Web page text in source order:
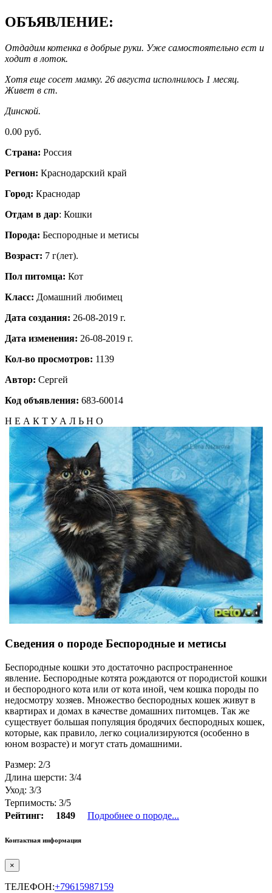
ОБЪЯВЛЕНИЕ:
Отдадим котенка в добрые руки. Уже самостоятельно ест и
ходит в лоток.
Хотя еще сосет мамку. 26 августа исполнилось 1 месяц.
Живет в ст.
Динской.
0.00 руб.
Страна: Россия
Регион: Краснодарский край
Город: Краснодар
Отдам в дар: Кошки
Порода: Беспородные и метисы
Возраст: 7 г(лет).
Пол питомца: Кот
Класс: Домашний любимец
Дата создания: 26-08-2019 г.
Дата изменения: 26-08-2019 г.
Кол-во просмотров: 1139
Автор: Сергей
Код объявления: 683-60014
Н Е А К Т У А Л Ь Н О
Сведения о породе Беспородные и метисы
Беспородные кошки это достаточно распространенное
явление. Беспородные котята рождаются от породистой кошки
и беспородного кота или от кота иной, чем кошка породы по
недосмотру хозяев. Множество беспородных кошек живут в
квартирах и домах в качестве домашних питомцев. Так же
существует большая популяция бродячих беспородных кошек,
которые, как правило, легко социализируются (особенно в
юном возрасте) и могут стать домашними.
Размер: 2/3
Длина шерсти: 3/4
Уход: 3/3
Терпимость: 3/5
Рейтинг:
1849 Подробнее о породе...
Контактная информация
×
ТЕЛЕФОН:+79615987159